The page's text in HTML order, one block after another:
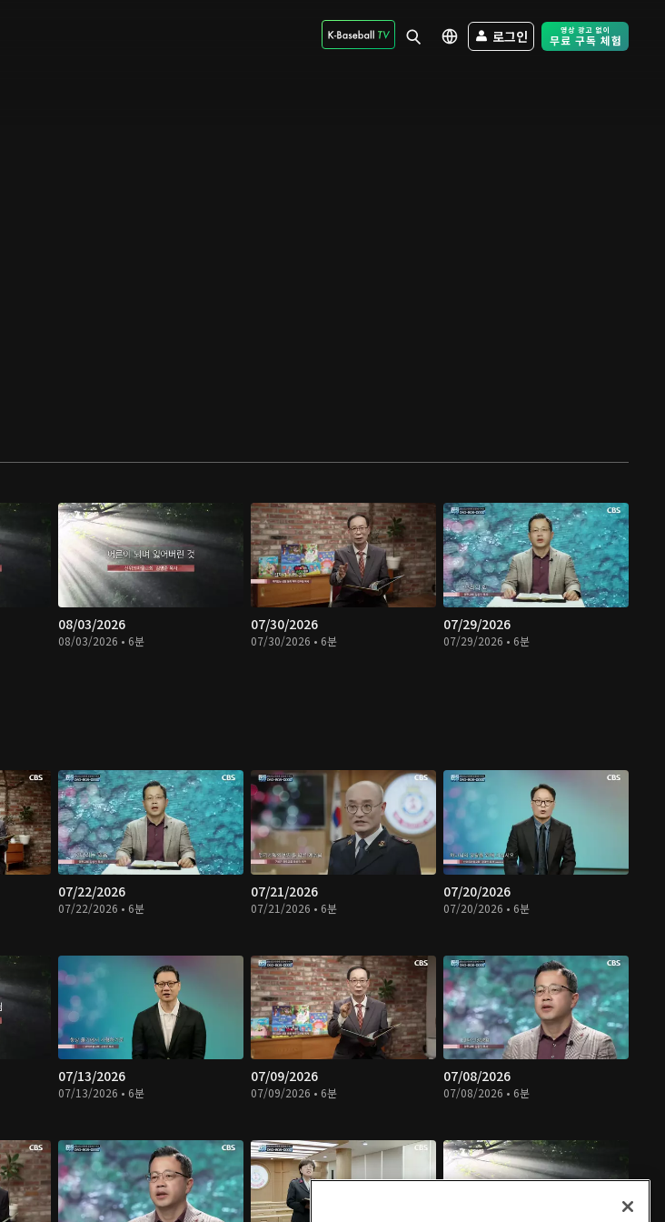
로그인 Free Trial -
08/03/2026
08/03/2026 • 6분
07/30/2026
07/30/2026 • 6분
07/29/2026
07/29/2026 • 6분
07/22/2026
07/22/2026 • 6분
07/21/2026
07/21/2026 • 6분
07/20/2026
07/20/2026 • 6분
07/13/2026
07/13/2026 • 6분
07/09/2026
07/09/2026 • 6분
07/08/2026
07/08/2026 • 6분